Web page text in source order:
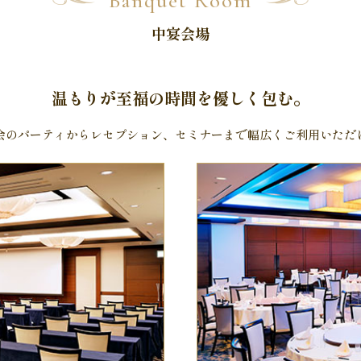
中宴会場
温もりが至福の時間を優しく包む。
のパーティからレセプション、セミナーまで幅広くご利用いただ